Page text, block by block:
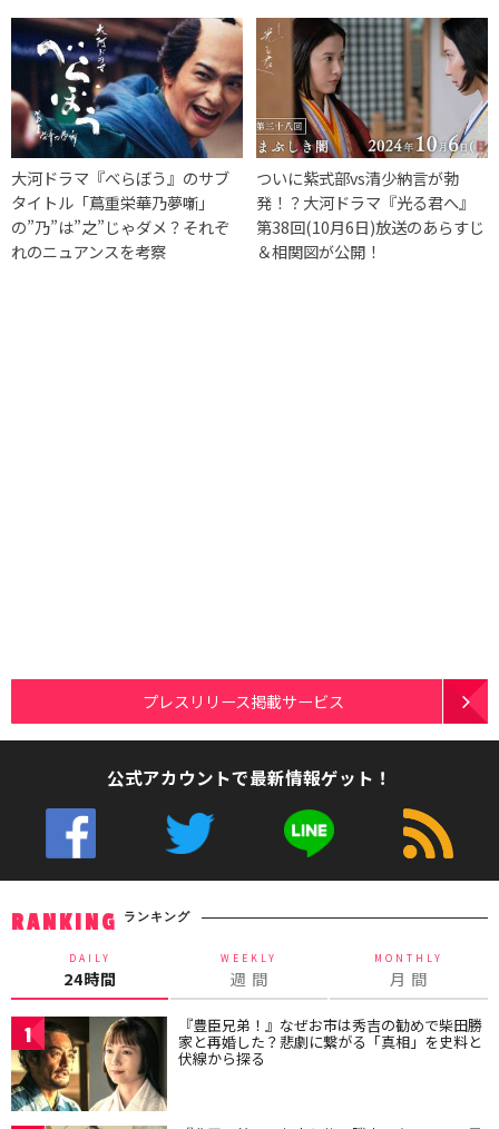
大河ドラマ『べらぼう』のサブ
タイトル「蔦重栄華乃夢噺」
の”乃”は”之”じゃダメ？それぞ
れのニュアンスを考察
ついに紫式部vs清少納言が勃
発！？大河ドラマ『光る君へ』
第38回(10月6日)放送のあらすじ
＆相関図が公開！
プレスリリース掲載サービス
公式アカウントで最新情報ゲット！
RANKING ランキング
DAILY
24時間
WEEKLY
週 間
MONTHLY
月 間
1 『豊臣兄弟！』なぜお市は秀吉の勧めで柴田勝
家と再婚した？悲劇に繋がる「真相」を史料と
伏線から探る